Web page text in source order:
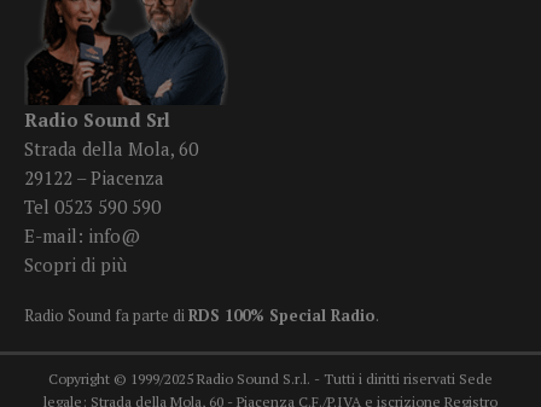
Radio Sound Srl
Strada della Mola, 60
29122 – Piacenza
Tel 0523 590 590
E-mail: info@
Scopri di più
Radio Sound fa parte diRDS 100% Special Radio.
Copyright © 1999/2025 Radio Sound S.r.l. - Tutti i diritti riservati Sede
legale: Strada della Mola, 60 - Piacenza C.F./P.IVA e iscrizione Registro